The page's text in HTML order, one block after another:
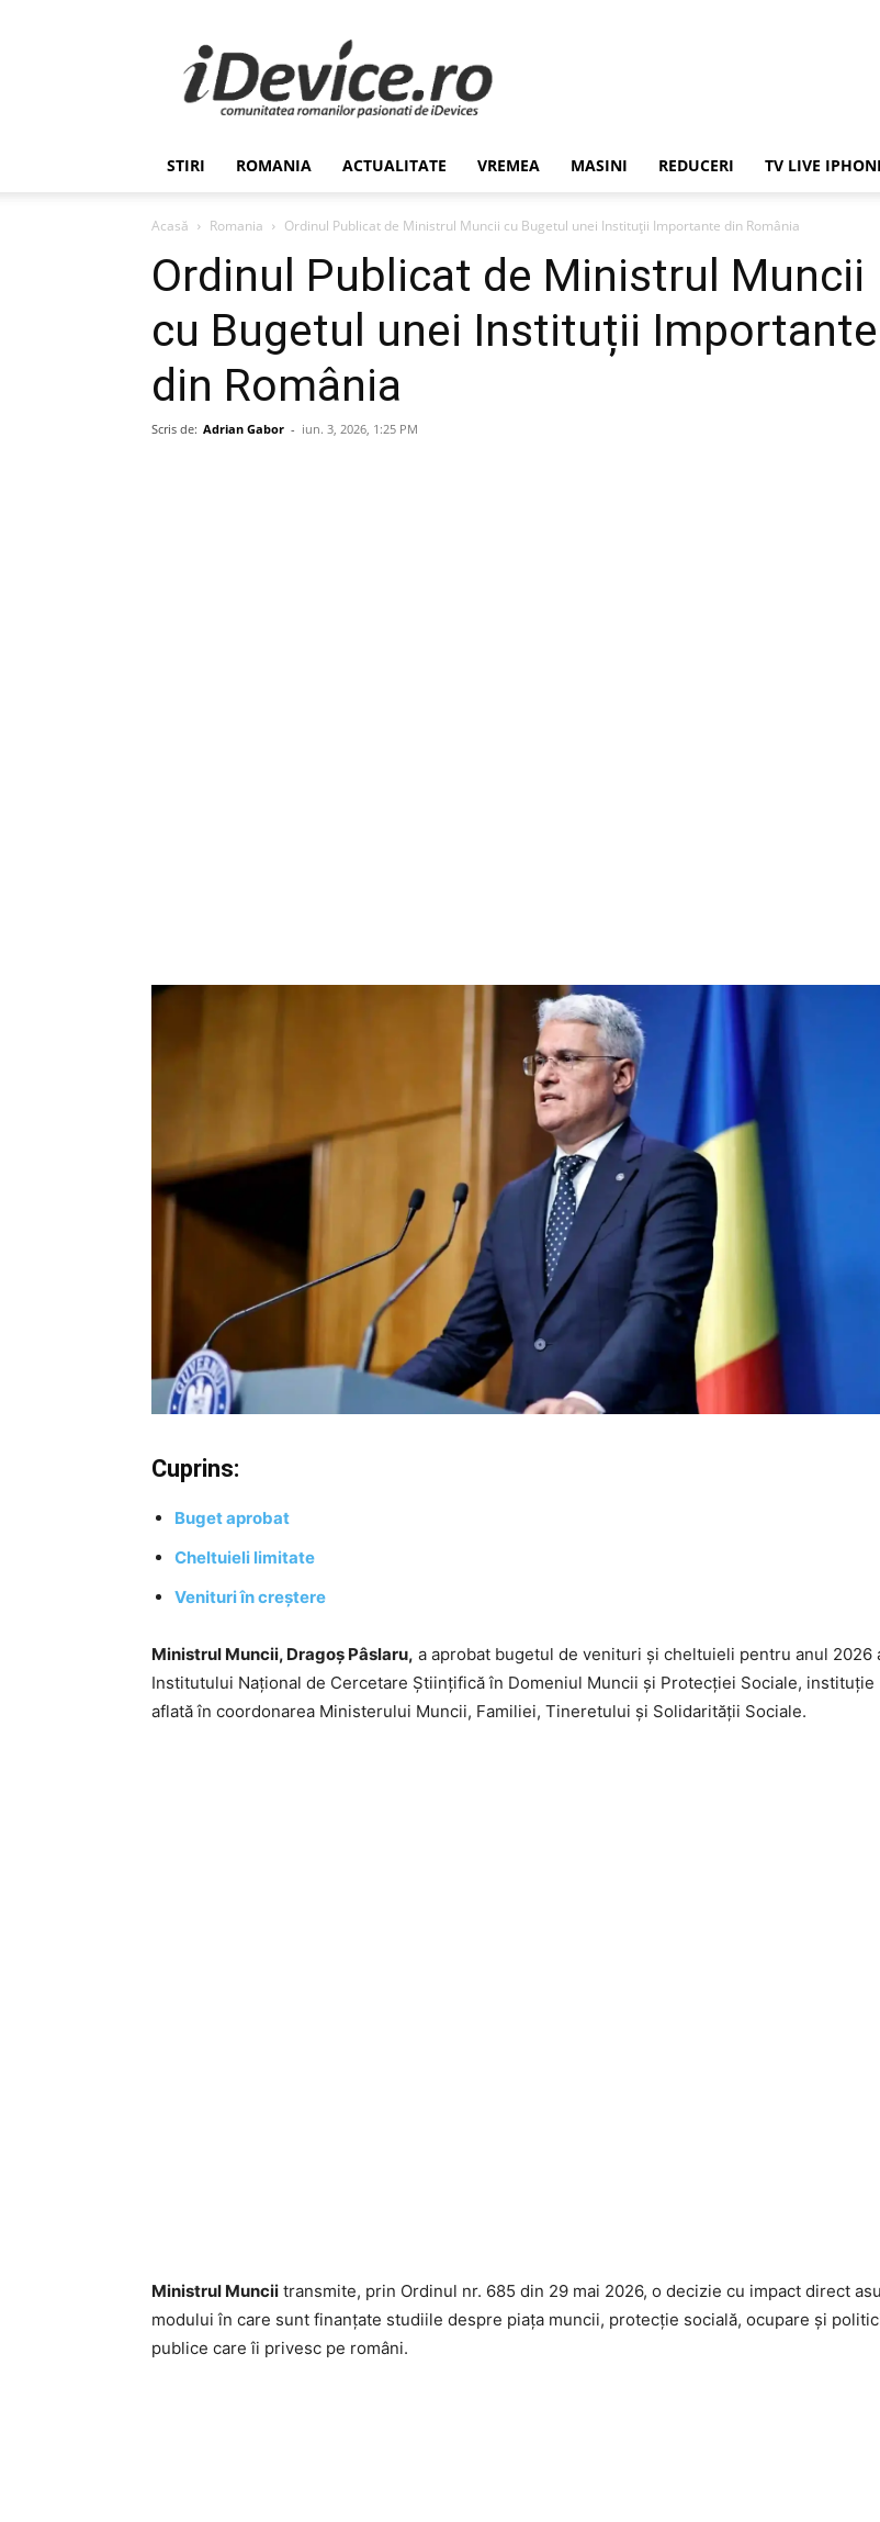
Stiri
de
Ultima
Ora
Romania,
Economie,
–
iDevice.ro
STIRI ROMANIA ACTUALITATE VREMEA MASINI REDUCERI TV LIVE
Acasă Romania Ordinul Publicat de Ministrul Muncii cu Bugetul unei Instituții Importante din România
Ordinul Publicat de Ministrul Muncii
cu Bugetul unei Instituții Importante
din România
Scris de: Adrian Gabor - iun. 3, 2026, 1:25 PM
Cuprins:
Buget aprobat
Cheltuieli limitate
Venituri în creștere
Ministrul Muncii, Dragoș Pâslaru, a aprobat bugetul de venituri și cheltuieli pentru anul 2026
Institutului Național de Cercetare Științifică în Domeniul Muncii și Protecției Sociale, instituție
aflată în coordonarea Ministerului Muncii, Familiei, Tineretului și Solidarității Sociale.
Ministrul Muncii transmite, prin Ordinul nr. 685 din 29 mai 2026, o decizie cu impact direct
modului în care sunt finanțate studiile despre piața muncii, protecție socială, ocupare și
publice care îi privesc pe români.